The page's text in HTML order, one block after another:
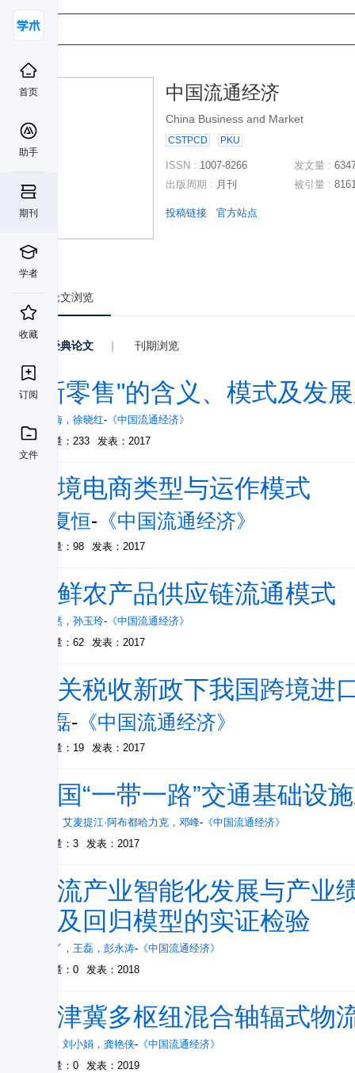
首页
助手
期刊
学者
收藏
订阅
文件
中国流通经济
China Business and Market
CSTPCD PKU
ISSN : 1007-8266
出版周期 : 月刊
发文量 :
被引量 :
投稿链接 官方站点
论文浏览
经典论文 | 刊期浏览
"新零售"的含义、模式及发
赵树梅 ， 徐晓红- 《中国流通经济》
被引量：233
发表：2017
跨境电商类型与运作模式
张夏恒- 《中国流通经济》
被引量：98 发表：2017
生鲜农产品供应链流通模式
石岿然 ， 孙玉玲- 《中国流通经济》
被引量：62
发表：2017
海关税收新政下我国跨境进
王磊- 《中国流通经济》
被引量：19 发表：2017
我国“一带一路”交通基础设
， 艾麦提江·阿布都哈力克 ， 邓峰- 《中国流通经济》
被引量：3
发表：2017
物流产业智能化发展与产
据及回归模型的实证检验
李丫丫 ， 王磊 ， 彭永涛- 《中国流通经济》
被引量：0
发表：2018
京津冀多枢纽混合轴辐式物
， 刘小娟 ， 龚艳侠- 《中国流通经济》
被引量：0
发表：2019